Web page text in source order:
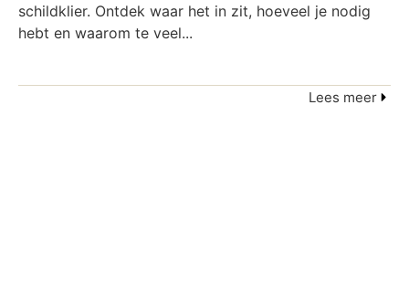
schildklier. Ontdek waar het in zit, hoeveel je nodig
hebt en waarom te veel...
Lees meer